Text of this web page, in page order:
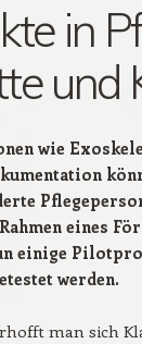
in
und
wie
eines
einige
werden.
man sich